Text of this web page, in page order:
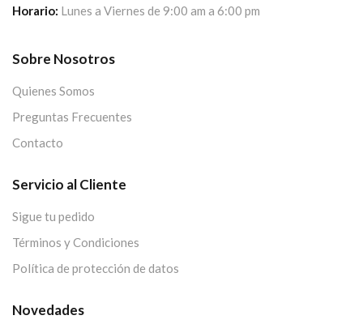
Horario: Lunes a Viernes de 9:00 am a 6:00 pm
Sobre Nosotros
Quienes Somos
Preguntas Frecuentes
Contacto
Servicio al Cliente
Sigue tu pedido
Términos y Condiciones
Política de protección de datos
Novedades